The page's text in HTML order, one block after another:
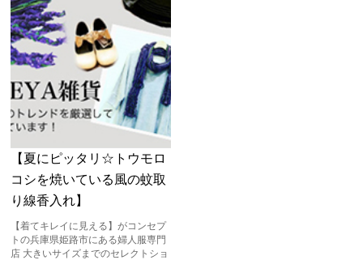
【夏にピッタリ☆トウモロ
コシを焼いている風の蚊取
り線香入れ】
【着てキレイに見える】がコンセプ
トの兵庫県姫路市にある婦人服専門
店 大きいサイズまでのセレクトショ